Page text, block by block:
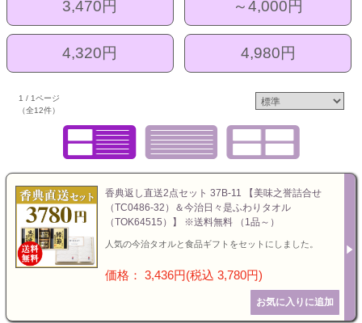
セット商品 お急ぎ便
特選ギフト
セット商品
お急ぎ便
頂いた金額
3,470円
4,320円
～4,000円
4,980円
1 / 1ページ
（全12件）
香典返し直送2点セット 37B-11 【美味之誉詰合せ
（TC0486-32）＆今治日々是ふわりタオル
（TOK64515）】 ※送料無料 （1品～）
人気の今治タオルと食品ギフトをセットにしました。
価格： 3,436円(税込 3,780円)